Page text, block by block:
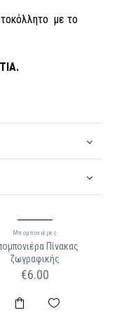
με το
Μπομπονιέρες
Πίνακας
ζωγραφικής
€6.00